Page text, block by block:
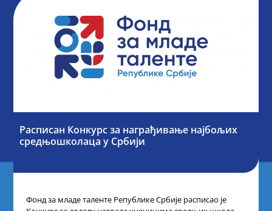
Расписан Конкурс за награђивање најбољих
средњошколаца у Србији
Фонд за младе таленте Републике Србије расписао је